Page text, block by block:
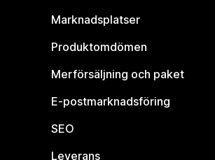
Marknadsplatser
Produktomdömen
Merförsäljning och paket
E-postmarknadsföring
SEO
Leverans